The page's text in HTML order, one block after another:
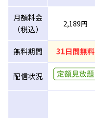
月額料金
（税込）
2,189円
無料期間 31日間無料
配信状況